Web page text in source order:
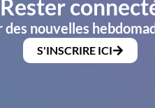
Rester
nouvelles
S'INSCRIRE ICI